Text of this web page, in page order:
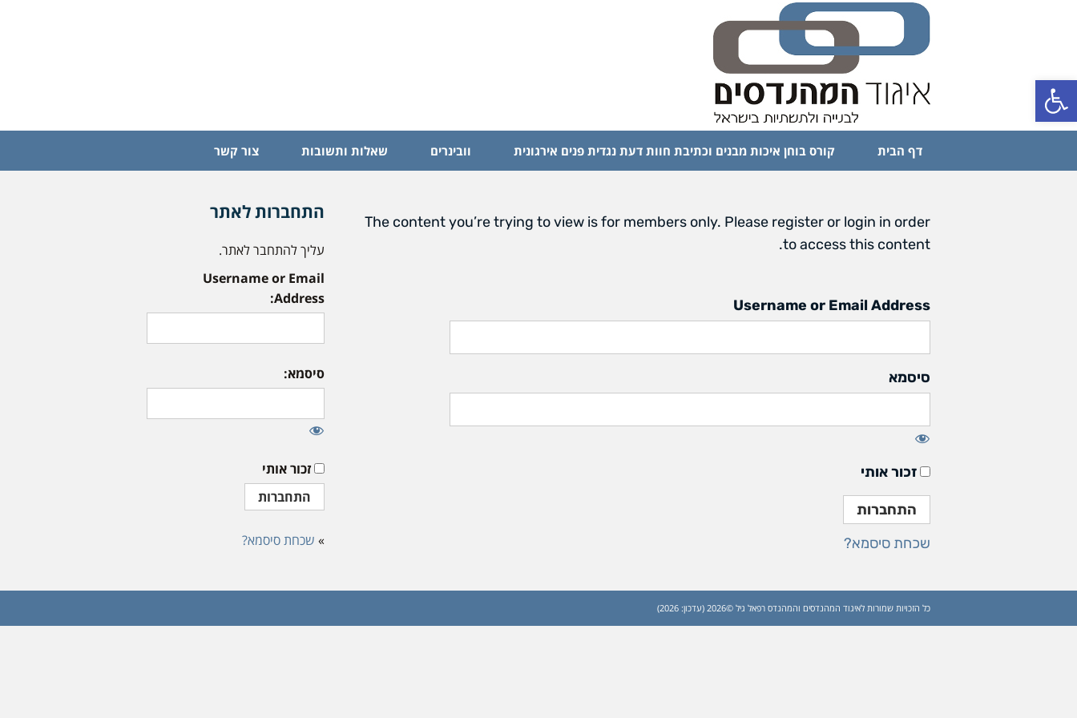
פתח סרגל נגישות
דף הבית קורס בוחן איכות מבנים וכתיבת חוות דעת נגדית פנים אירגונית וובינרים שאלות ותשובות צור קשר
The content you’re trying to view is for members only. Please register or login in order
to access this content.
Username or Email Address
סיסמא
זכור אותי
שכחת סיסמא?
התחברות לאתר
עליך להתחבר לאתר.
Username or Email
Address:
סיסמא:
זכור אותי
» שכחת סיסמא?
כל הזכויות שמורות לאיגוד המהנדסים והמהנדס רפאל גיל ©2026 (עדכון: 2026)